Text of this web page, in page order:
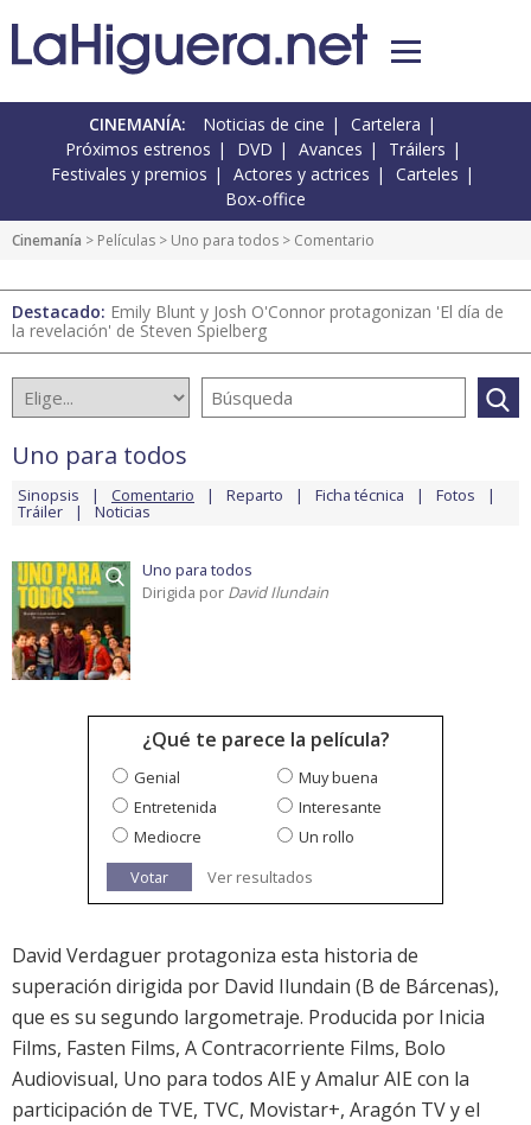
CINEMANÍA: Noticias de cine
Cartelera
Próximos estrenos
DVD Avances
Tráilers
Festivales y premios
Actores y actrices
Carteles
Box-office
Cinemanía > Películas > Uno para todos > Comentario
Destacado: Emily Blunt y Josh O'Connor protagonizan 'El día de
la revelación' de Steven Spielberg
Uno para todos
Sinopsis Comentario Reparto Ficha técnica Fotos
Tráiler Noticias
Uno para todos
Dirigida por David Ilundain
¿Qué te parece la película?
Genial
Muy buena
Entretenida
Interesante
Mediocre
Un rollo
Votar
Ver resultados
David Verdaguer protagoniza esta historia de
superación dirigida por David Ilundain (B de Bárcenas),
que es su segundo largometraje. Producida por Inicia
Films, Fasten Films, A Contracorriente Films, Bolo
Audiovisual, Uno para todos AIE y Amalur AIE con la
participación de TVE, TVC, Movistar+, Aragón TV y el